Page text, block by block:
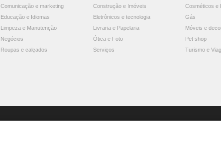
Comunicação e marketing
Construção e Imóveis
Cosméticos e
Educação e Idiomas
Eletrônicos e tecnologia
Gás
Limpeza e Manutenção
Livraria e Papelaria
Móveis e
Negócios
Ótica e Foto
Pet shop
Roupas e calçados
Serviços Turismo e